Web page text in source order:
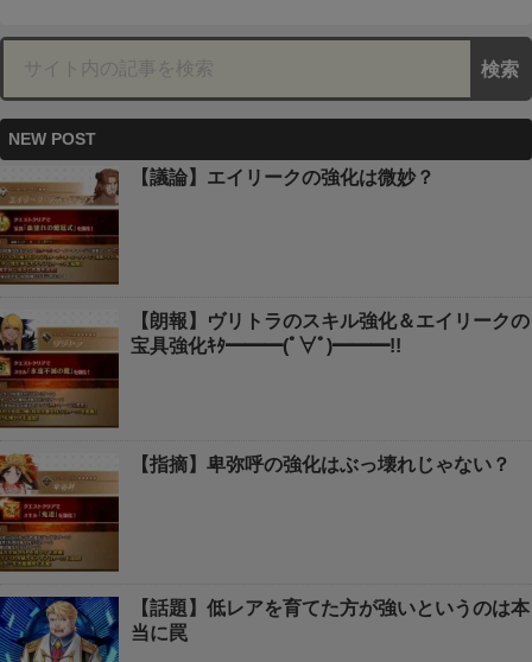
NEW POST
【議論】エイリークの強化は微妙？
【朗報】ヴリトラのスキル強化＆エイリークの
宝具強化ｷﾀ━━━(ﾟ∀ﾟ)━━━!!
【指摘】卑弥呼の強化はぶっ壊れじゃない？
【話題】低レアを育てた方が強いというのは本
当に罠